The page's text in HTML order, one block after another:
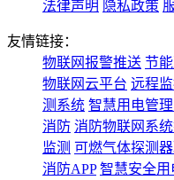
法律声明 隐私政策
友情链接：
物联网报警推送 节
物联网云平台 远程
测系统 智慧用电管
消防 消防物联网系
监测 可燃气体探测器
消防APP 智慧安全用